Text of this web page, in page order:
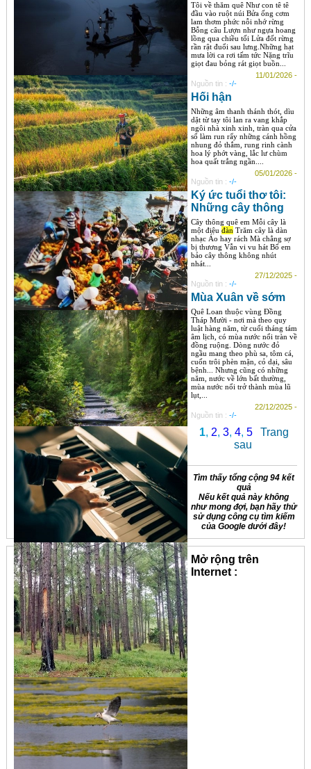
Tôi về thăm quê Như con tê tê
đầu vào ruột núi Bửa ống cơm
lam thơm phức nỗi nhớ rừng
Bỗng câu Lượn như ngựa hoang
lồng qua chiều tối Lửa đốt rừng
rần rật đuổi sau lưng.Những hạt
mưa lời ca rơi tấm tức Nặng trĩu
giọt đau bỏng rát giọt buồn...
11/01/2026 -
Nguồn tin : -/-
Hối hận
Những âm thanh thánh thót, dìu
dặt từ tay tôi lan ra vang khắp
ngôi nhà xinh xinh, tràn qua cửa
sổ làm run rẩy những cánh hồng
nhung đỏ thắm, rung rinh cành
hoa lý phớt vàng, lắc lư chùm
hoa quất trắng ngần....
05/01/2026 -
Nguồn tin : -/-
Ký ức tuổi thơ tôi:
Những cây thông
Cây thông quê em Mỗi cây là
một điệu đànTrăm cây là dàn
nhạc Áo hay rách Mà chẳng sợ
bị thương Vẫn vi vu hát Bố em
bảo cây thông không nhút
nhát...
27/12/2025 -
Nguồn tin : -/-
Mùa Xuân về sớm
Quê Loan thuộc vùng Đồng
Tháp Mười - nơi mà theo quy
luật hàng năm, từ cuối tháng tám
âm lịch, có mùa nước nổi tràn về
đồng ruộng. Dòng nước đỏ
ngầu mang theo phù sa, tôm cá,
cuốn trôi phèn mặn, cỏ dại, sâu
bệnh... Nhưng cũng có những
năm, nước về lớn bất thường,
mùa nước nổi trở thành mùa lũ
lụt,...
22/12/2025 -
Nguồn tin : -/-
1, 2, 3, 4, 5
Trang
sau
Tìm thấy tổng cộng 94 kết
quả
Nếu kết quả này không
như mong đợi, bạn hãy thử
sử dụng công cụ tìm kiếm
của Google dưới đây!
Mở rộng trên
Internet :